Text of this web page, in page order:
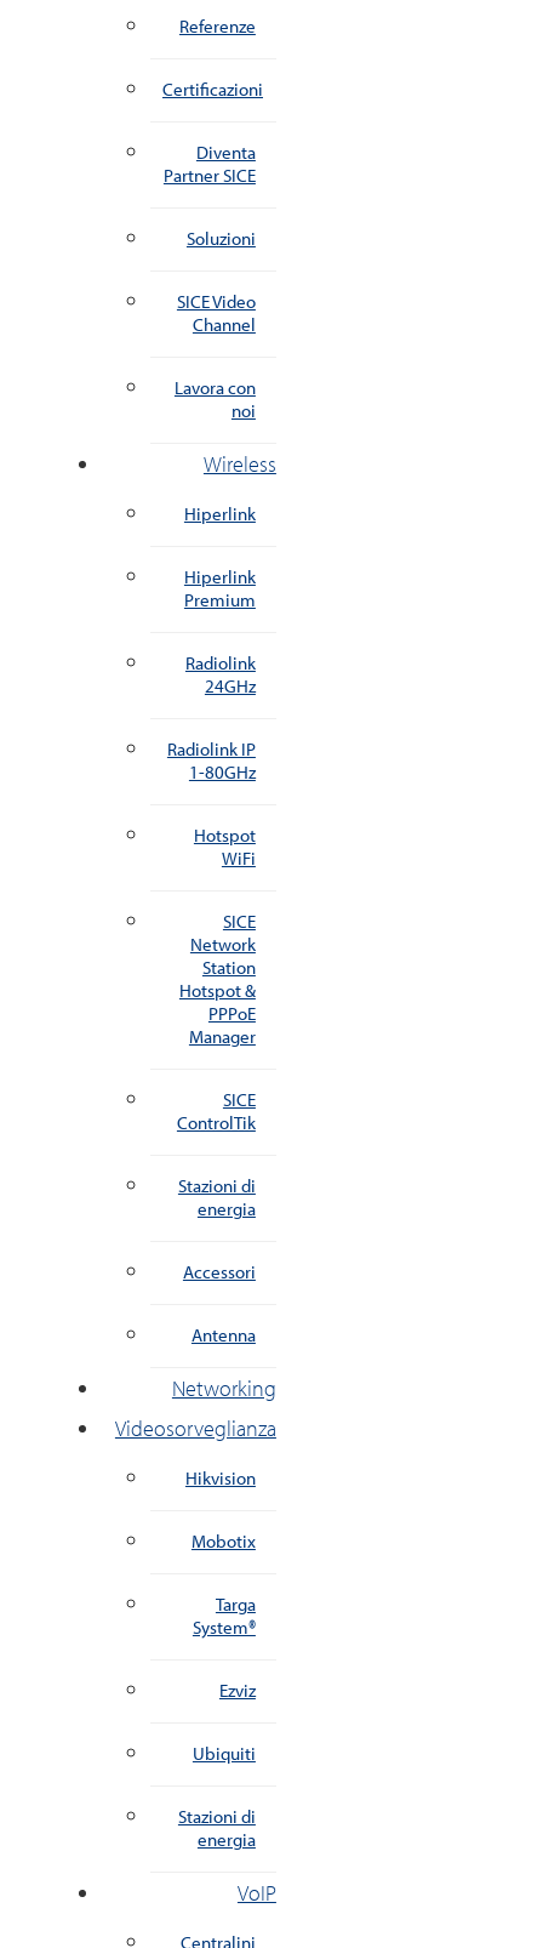
Referenze
Certificazioni
Diventa
Partner SICE
Soluzioni
SICE Video
Channel
Lavora con
noi
Wireless
Hiperlink
Hiperlink
Premium
Radiolink
24GHz
Radiolink IP
1-80GHz
Hotspot
WiFi
SICE
Network
Station
Hotspot &
PPPoE
Manager
SICE
ControlTik
Stazioni di
energia
Accessori
Antenna
Networking
Videosorveglianza
Hikvision
Mobotix
Targa
System®
Ezviz
Ubiquiti
Stazioni di
energia
VoIP
Centralini